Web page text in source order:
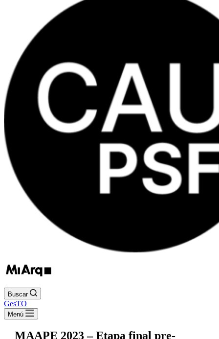
Buscar
GesTO
Menú
MAAPE 2023 – Etapa final pre-